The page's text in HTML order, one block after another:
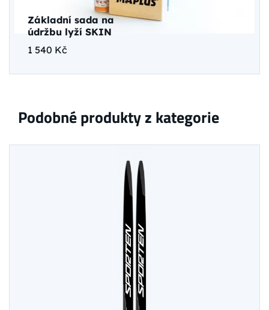
Základní sada na
údržbu lyží SKIN
1 540 Kč
Podobné produkty z kategorie